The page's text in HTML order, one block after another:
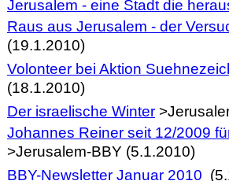
Jerusalem - eine Stadt die
Raus aus Jerusalem - der
(19.1.2010)
Volonteer bei Aktion
(18.1.2010)
Der israelische Winter
Johannes Reiner seit 12/2009
>Jerusalem-BBY (5.1.2010)
BBY-Newsletter Januar 2010